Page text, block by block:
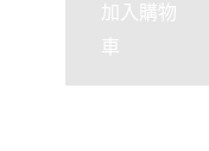
加入購物
車